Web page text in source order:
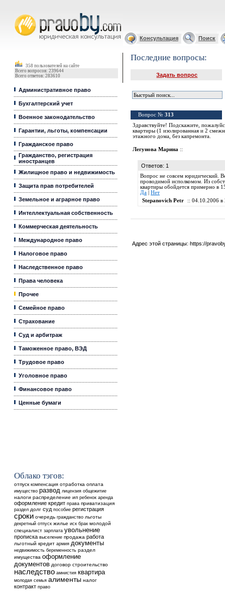
Консультация Поиск
358 пользователей на сайте
Всего вопросов: 239644
Всего ответов: 283610
Административное право
Бухгалтерский учет
Военное законодательство
Гарантии, льготы, компенсации
Гражданское право
Гражданство, регистрация
иностранцев
Жилищное право и недвижимость
Защита прав потребителей
Земельное и аграрное право
Интеллектуальная собственность
Коммерческая деятельность
Международное право
Налоговое право
Наследственное право
Права человека
Прочее
Семейное право
Страхование
Суд и арбитраж
Таможенное право, ВЭД
Трудовое право
Уголовное право
Финансовое право
Ценные бумаги
Облако тэгов:
отпуск компенсация отработка оплата
имущество развод лицензия общежитие
налоги распределение ип ребенок аренда
оформление кредит права приватизация
раздел долг суд пособие регистрация
сроки очередь гражданство льготы
декретный отпуск жилье иск брак молодой
специалист зарплата увольнение
прописка выселение продажа работа
льготный кредит армия документы
недвижимость беременность раздел
имущества оформление
документов договор строительство
наследство амнистия квартира
молодая семья алименты налог
контракт право
Последние вопросы:
Задать вопрос
Вопрос № 313
Здравствуйте! Подскажите,
квартиры (1 изолированная и 2
этажного дома, без капремонта.
Легунова Марина ::
Ответов: 1
Вопрос не совсем юридический.
проводимой исполкомом. Из
квартиры обойдется примерно в
Да
Нет
Stepanovich Petr
:: 04.10.2006
Адрес этой страницы: https://